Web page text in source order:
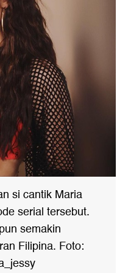
si cantik Maria
serial tersebut.
semakin
Filipina. Foto: